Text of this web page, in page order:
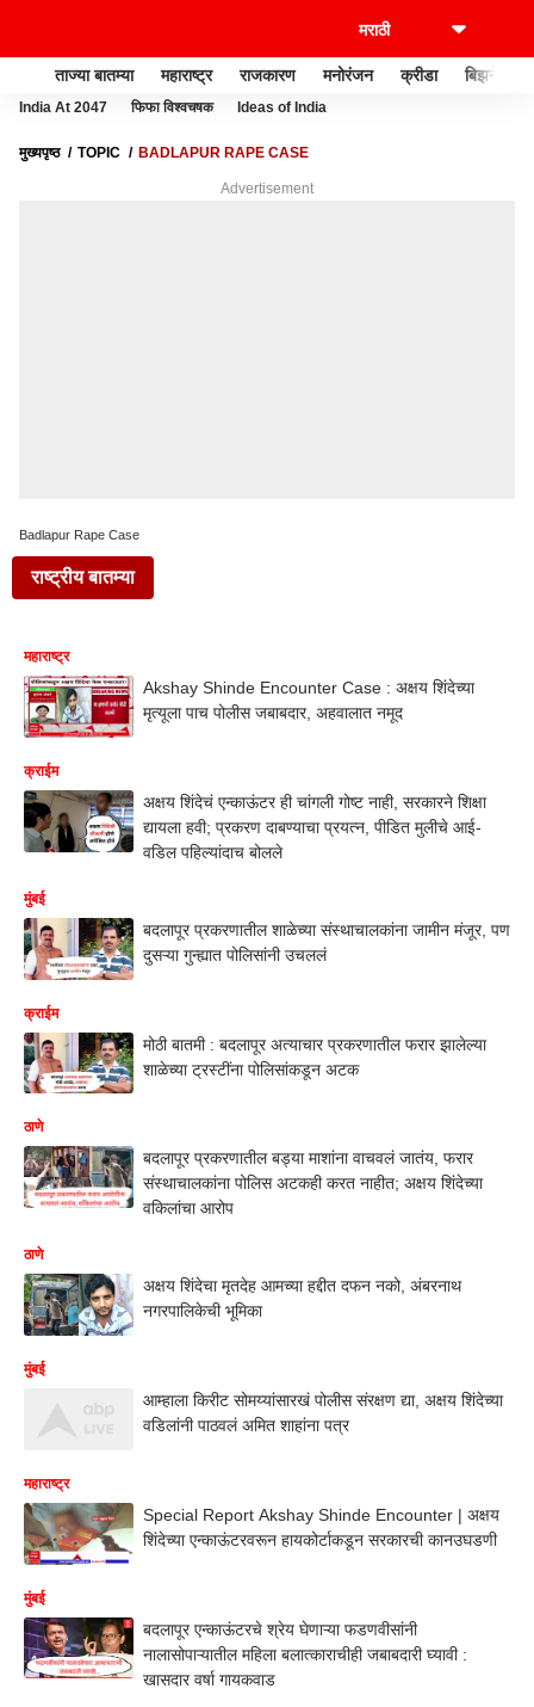
ताज्या बातम्या महाराष्ट्र राजकारण मनोरंजन क्रीडा बिझनेस
India At 2047 फिफा विश्वचषक Ideas of India
मुख्यपृष्ठ TOPIC BADLAPUR RAPE CASE
Advertisement
Badlapur Rape Case
राष्ट्रीय बातम्या
महाराष्ट्र
Akshay Shinde Encounter Case : अक्षय शिंदेच्या
मृत्यूला पाच पोलीस जबाबदार, अहवालात नमूद
क्राईम
अक्षय शिंदेचं एन्काऊंटर ही चांगली गोष्ट नाही, सरकारने शिक्षा
द्यायला हवी; प्रकरण दाबण्याचा प्रयत्न, पीडित मुलीचे आई-
वडिल पहिल्यांदाच बोलले
मुंबई
बदलापूर प्रकरणातील शाळेच्या संस्थाचालकांना जामीन मंजूर, पण
दुसऱ्या गुन्ह्यात पोलिसांनी उचललं
क्राईम
मोठी बातमी : बदलापूर अत्याचार प्रकरणातील फरार झालेल्या
शाळेच्या ट्रस्टींना पोलिसांकडून अटक
ठाणे
बदलापूर प्रकरणातील बड्या माशांना वाचवलं जातंय, फरार
संस्थाचालकांना पोलिस अटकही करत नाहीत; अक्षय शिंदेच्या
वकिलांचा आरोप
ठाणे
अक्षय शिंदेचा मृतदेह आमच्या हद्दीत दफन नको, अंबरनाथ
नगरपालिकेची भूमिका
मुंबई
आम्हाला किरीट सोमय्यांसारखं पोलीस संरक्षण द्या, अक्षय शिंदेच्या
वडिलांनी पाठवलं अमित शाहांना पत्र
महाराष्ट्र
Special Report Akshay Shinde Encounter | अक्षय
शिंदेच्या एन्काऊंटरवरून हायकोर्टाकडून सरकारची कानउघडणी
मुंबई
बदलापूर एन्काऊंटरचे श्रेय घेणाऱ्या फडणवीसांनी
नालासोपाऱ्यातील महिला बलात्काराचीही जबाबदारी घ्यावी :
खासदार वर्षा गायकवाड